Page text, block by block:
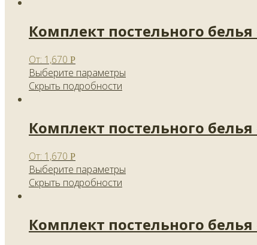
Комплект постельного
От: 1,670 Р
Выберите параметры
Скрыть подробности
Комплект постельного
От: 1,670 Р
Выберите параметры
Скрыть подробности
Комплект постельного